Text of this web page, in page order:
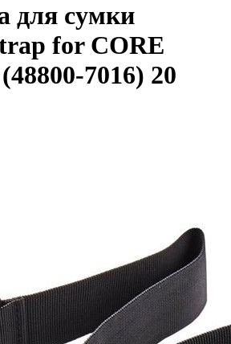
для сумки
for CORE
7016) 20